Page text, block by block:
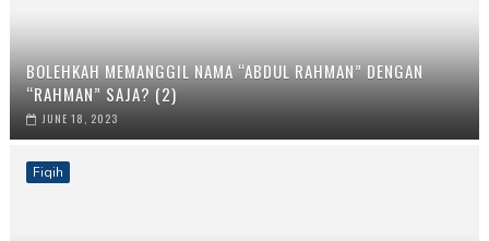
BOLEHKAH MEMANGGIL NAMA “ABDUL RAHMAN” DENGAN
“RAHMAN” SAJA? (2)
JUNE 18, 2023
Fiqih